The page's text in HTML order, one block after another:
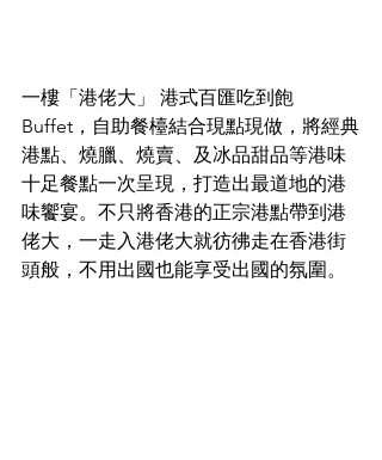
一樓「港佬大」 港式百匯吃到飽
Buffet，自助餐檯結合現點現做，將經典
港點、燒臘、燒賣、及冰品甜品等港味
十足餐點一次呈現，打造出最道地的港
味饗宴。不只將香港的正宗港點帶到港
佬大，一走入港佬大就彷彿走在香港街
頭般，不用出國也能享受出國的氛圍。